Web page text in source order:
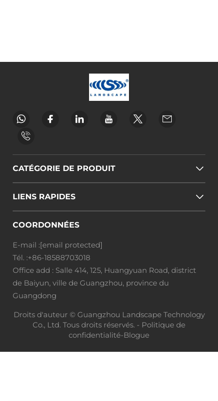
CATÉGORIE DE PRODUIT
LIENS RAPIDES
COORDONNÉES
E-mail :[email protected]
Tél. :+86-18588703018
Office add : Salle 414, 125, Huangyuan Road, district
de Baiyun, ville de Guangzhou, province du
Guangdong
Droits d'auteur © Guangzhou Landscape Technology
Co., Ltd. Tous droits réservés. - Politique de
confidentialité-Blogue